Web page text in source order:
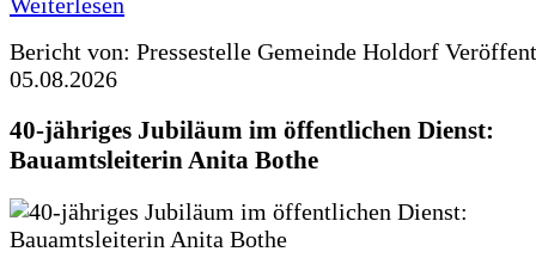
Bericht von: Pressestelle Gemeinde Holdorf
05.08.2026
40-jähriges Jubiläum im öffentlichen Dienst:
Bauamtsleiterin Anita Bothe